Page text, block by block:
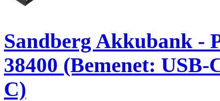
Sandberg Akkubank -
38400 (Bemenet:
C)